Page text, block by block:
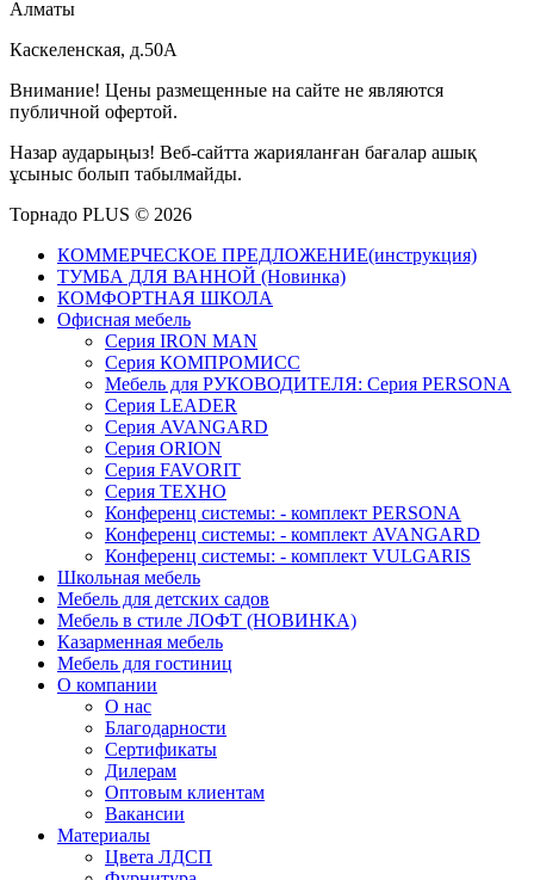
Алматы
Каскеленская, д.50А
Внимание! Цены размещенные на сайте не являются
публичной офертой.
Назар аударыңыз! Веб-сайтта жарияланған бағалар ашық
ұсыныс болып табылмайды.
Торнадо PLUS © 2026
КОММЕРЧЕСКОЕ ПРЕДЛОЖЕНИЕ(инструкция)
ТУМБА ДЛЯ ВАННОЙ (Новинка)
КОМФОРТНАЯ ШКОЛА
Офисная мебель
Серия IRON MAN
Серия КОМПРОМИСС
Мебель для РУКОВОДИТЕЛЯ: Серия PERSONA
Серия LEADER
Серия AVANGARD
Серия ORION
Серия FAVORIT
Серия ТЕХНО
Конференц системы: - комплект PERSONA
Конференц системы: - комплект AVANGARD
Конференц системы: - комплект VULGARIS
Школьная мебель
Мебель для детских садов
Мебель в стиле ЛОФТ (НОВИНКА)
Казарменная мебель
Мебель для гостиниц
О компании
О нас
Благодарности
Сертификаты
Дилерам
Оптовым клиентам
Вакансии
Материалы
Цвета ЛДСП